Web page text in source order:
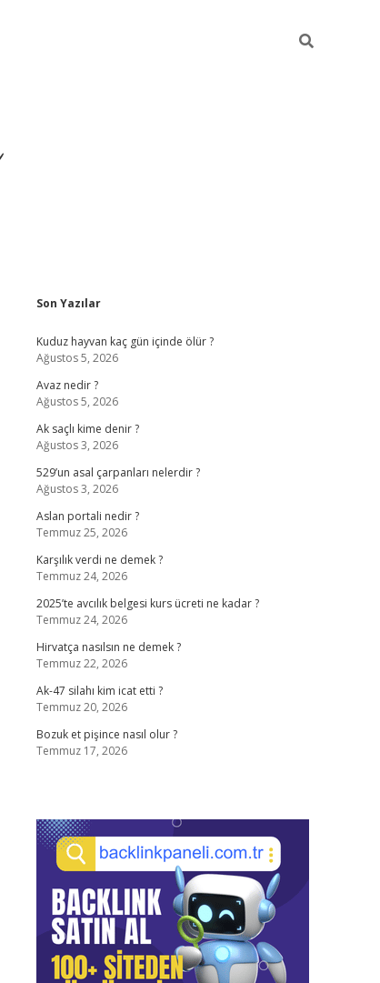
Sidebar
Son Yazılar
Kuduz hayvan kaç gün içinde ölür ?
Ağustos 5, 2026
Avaz nedir ?
Ağustos 5, 2026
Ak saçlı kime denir ?
Ağustos 3, 2026
529’un asal çarpanları nelerdir ?
Ağustos 3, 2026
Aslan portali nedir ?
Temmuz 25, 2026
Karşılık verdi ne demek ?
Temmuz 24, 2026
2025’te avcılık belgesi kurs ücreti ne kadar ?
Temmuz 24, 2026
Hirvatça nasılsın ne demek ?
Temmuz 22, 2026
Ak-47 silahı kim icat etti ?
Temmuz 20, 2026
Bozuk et pişince nasıl olur ?
Temmuz 17, 2026